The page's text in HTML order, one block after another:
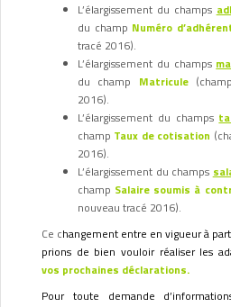
L’élargissement du champs
du champ Numéro
tracé 2016).
L’élargissement du champs
du champ Matricule
2016).
L’élargissement du champs
champ Taux de cotisation
2016).
L’élargissement du champs
champ Salaire soumis à
nouveau tracé 2016).
Ce changement entre en vigueur à
prions de bien vouloir réaliser les
vos prochaines déclarations.
Pour toute demande